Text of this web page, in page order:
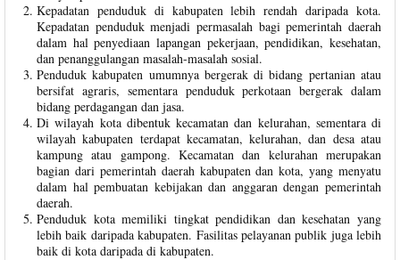
Kepadatan penduduk di kabupaten lebih rendah daripada kota.
Kepadatan penduduk menjadi permasalah bagi pemerintah daerah
dalam hal penyediaan lapangan pekerjaan, pendidikan, kesehatan,
dan penanggulangan masalah-masalah sosial.
Penduduk kabupaten umumnya bergerak di bidang pertanian atau
bersifat agraris, sementara penduduk perkotaan bergerak dalam
bidang perdagangan dan jasa.
Di wilayah kota dibentuk kecamatan dan kelurahan, sementara di
wilayah kabupaten terdapat kecamatan, kelurahan, dan desa atau
kampung atau gampong. Kecamatan dan kelurahan merupakan
bagian dari pemerintah daerah kabupaten dan kota, yang menyatu
dalam hal pembuatan kebijakan dan anggaran dengan pemerintah
daerah.
Penduduk kota memiliki tingkat pendidikan dan kesehatan yang
lebih baik daripada kabupaten. Fasilitas pelayanan publik juga lebih
baik di kota daripada di kabupaten.